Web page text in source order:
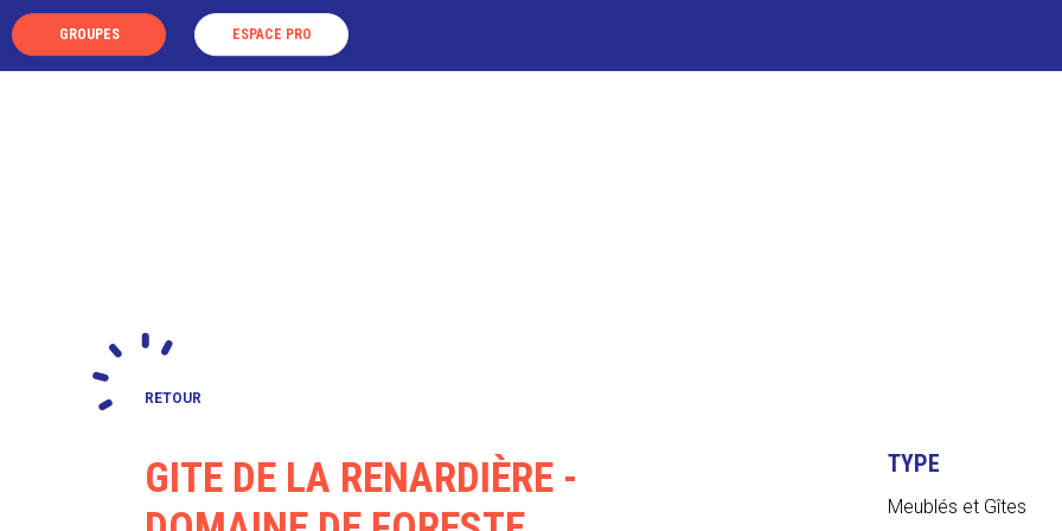
GROUPES ESPACE PRO
LA DESTINATION
RETOUR
GITE DE LA RENARDIÈRE -
TYPE
Meublés et Gîtes
Panneau de gestion des cookies